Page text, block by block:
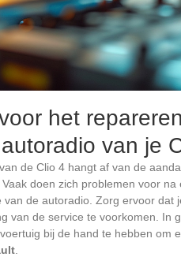
het
van je
van de Clio 4 hangt af van de
doen zich problemen voor na
de autoradio. Zorg ervoor dat
van de service te voorkomen. In
bij de hand te hebben om